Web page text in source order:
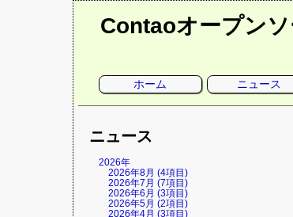
Contaoオープン
ー
ホーム ニュース
ニュース
2026年
2026年8月 (4項目)
2026年7月 (7項目)
2026年6月 (3項目)
2026年5月 (2項目)
2026年4月 (3項目)